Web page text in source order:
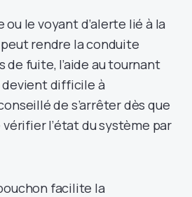
le voyant d’alerte lié à la
rendre la conduite
de fuite, l’aide au tournant
difficile à
de s’arrêter dès que
l’état du système par
facilite la